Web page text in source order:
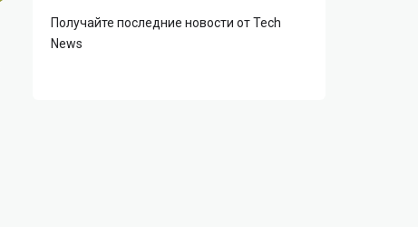
Получайте последние новости от Tech
News